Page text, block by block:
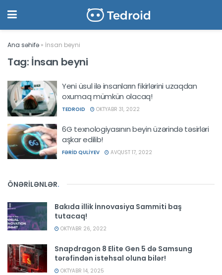
Ana səhifə » İnsan beyni
Tag: İnsan beyni
Yeni üsul ilə insanların fikirlərini uzaqdan
oxumaq mümkün olacaq!
TEDROID OKTYABR 31, 2022
6G texnologiyasının beyin üzərində təsirləri
aşkar edilib!
FƏRID QULIYEV AVQUST 17, 2022
ÖNƏRİLƏNLƏR.
Bakıda illik İnnovasiya Sammiti baş
tutacaq!
OKTYABR 26, 2022
Snapdragon 8 Elite Gen 5 də Samsung
tərəfindən istehsal oluna bilər!
OKTYABR 14, 2025